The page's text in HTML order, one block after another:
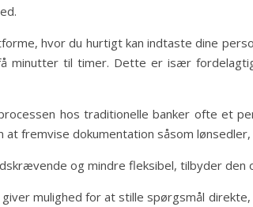
hvor du hurtigt kan indtaste dine
minutter til timer. Dette er især
hos traditionelle banker ofte et
fremvise dokumentation såsom
og mindre fleksibel, tilbyder den
mulighed for at stille spørgsmål